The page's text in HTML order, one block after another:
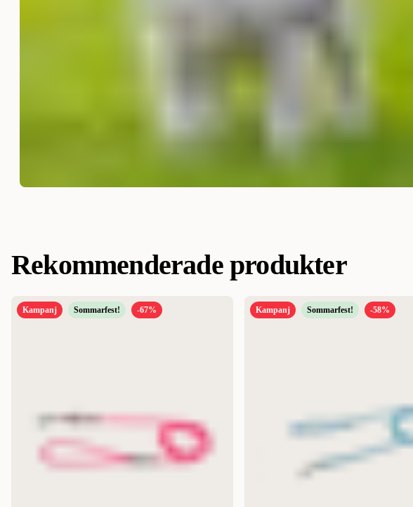
Rekommenderade produkter
Kampanj Sommarfest! -67% Kampanj Sommarfest! -58%